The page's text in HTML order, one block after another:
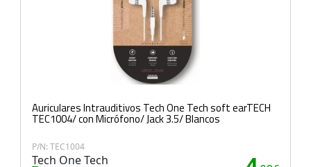
Auriculares Intrauditivos Tech One Tech soft earTECH
TEC1004/ con Micrófono/ Jack 3.5/ Blancos
P/N: TEC1004
Tech One Tech